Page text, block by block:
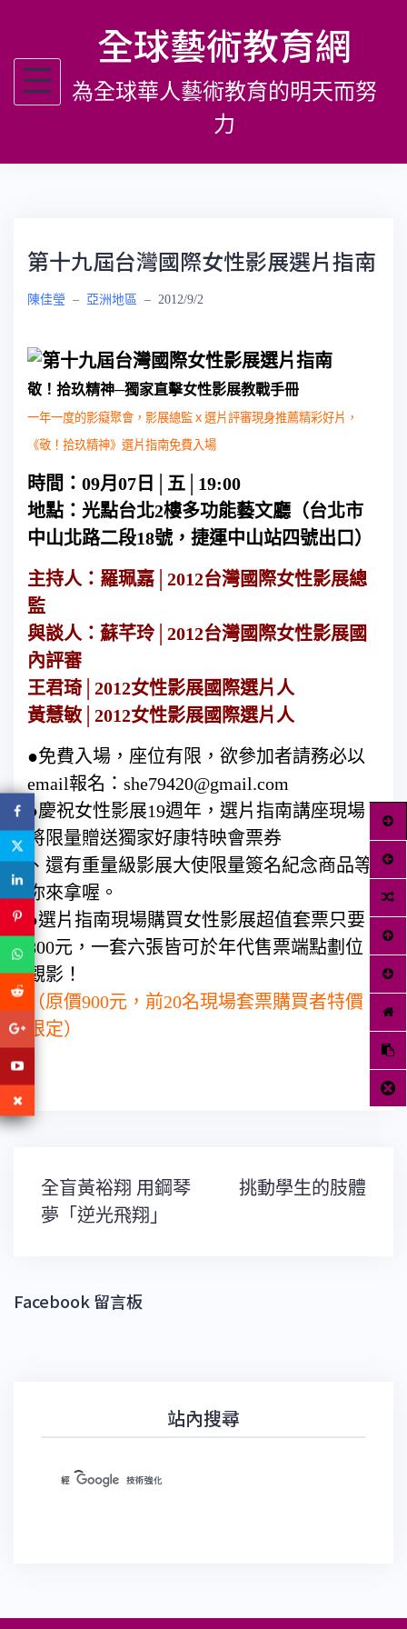
主
全球藝術教育網
為全球華人藝術教育的明天而努
力
第十九屆台灣國際女性影展選片指南
陳佳瑩 – 亞洲地區 – 2012/9/2
敬！拾玖精神─獨家直擊女性影展教戰手冊
一年一度的影癡聚會，影展總監ｘ選片評審現身推薦精彩好片，
《敬！拾玖精神》選片指南免費入場
時間：09月07日│五│19:00
地點：光點台北2樓多功能藝文廳（台北市
中山北路二段18號，捷運中山站四號出口）
主持人：羅珮嘉│2012台灣國際女性影展總
監
與談人：蘇芊玲│2012台灣國際女性影展國
內評審
王君琦│2012女性影展國際選片人
黃慧敏│2012女性影展國際選片人
●免費入場，座位有限，欲參加者請務必以
email報名：she79420@gmail.com
●慶祝女性影展19週年，選片指南講座現場
將限量贈送獨家好康特映會票券
、還有重量級影展大使限量簽名紀念商品等
你來拿喔。
●選片指南現場購買女性影展超值套票只要
800元，一套六張皆可於年代售票端點劃位
觀影 ！
（原價900元，前20名現場套票購買者特價
限定）
文
章
導
全盲黃裕翔 用鋼琴
夢「逆光飛翔」
挑動學生的肢體
Facebook 留言板
站內搜尋